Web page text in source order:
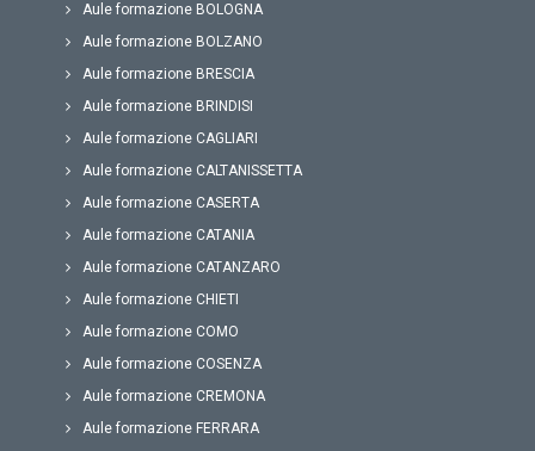
Aule formazione BOLOGNA
Aule formazione BOLZANO
Aule formazione BRESCIA
Aule formazione BRINDISI
Aule formazione CAGLIARI
Aule formazione CALTANISSETTA
Aule formazione CASERTA
Aule formazione CATANIA
Aule formazione CATANZARO
Aule formazione CHIETI
Aule formazione COMO
Aule formazione COSENZA
Aule formazione CREMONA
Aule formazione FERRARA